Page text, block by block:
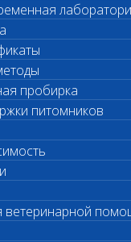
лаборатория
пробирка
питомников
ветеринарной